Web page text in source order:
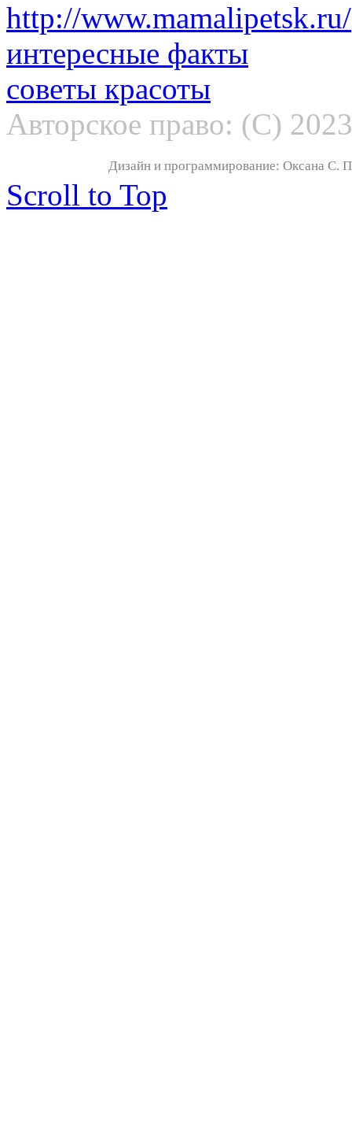
http://www.mamalipetsk.ru/
интересные факты
советы красоты
Авторское право: (С)
Дизайн и программирование: Оксана С.
Scroll to Top